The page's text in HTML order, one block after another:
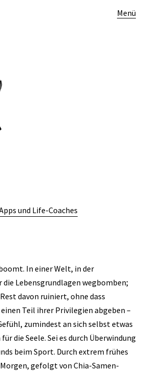
Menü
und Life-Coaches
In einer Welt, in der
Lebensgrundlagen wegbomben;
davon ruiniert, ohne dass
Teil ihrer Privilegien abgeben –
zumindest an sich selbst etwas
die Seele. Sei es durch Überwindung
beim Sport. Durch extrem frühes
gefolgt von Chia-Samen-